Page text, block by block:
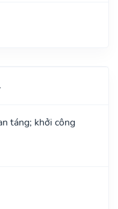
táng; khởi công